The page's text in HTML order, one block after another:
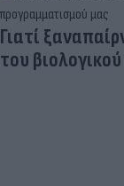
Γιατί
του